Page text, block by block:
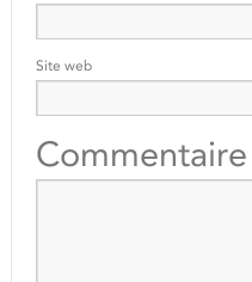
Site web
Commentaire